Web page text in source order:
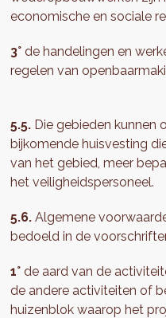
economische en sociale
3°de handelingen en
regelen van
5.5. Die gebieden kunnen
bijkomende huisvesting
van het gebied, meer
het veiligheidspersoneel.
5.6. Algemene
bedoeld in de
1°de aard van de
de andere activiteiten of
huizenblok waarop het